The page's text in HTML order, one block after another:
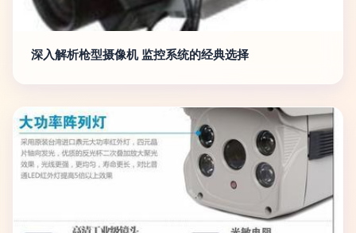
深入解析枪型摄像机 监控系统的经典选择